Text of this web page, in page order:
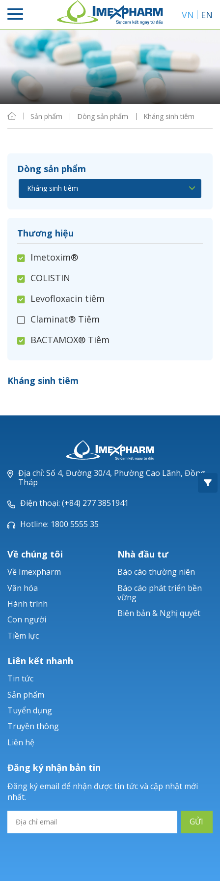
VN EN
Sản phẩm Dòng sản phẩm Kháng sinh tiêm
Dòng sản phẩm
Thương hiệu
Imetoxim®
COLISTIN
Levofloxacin tiêm
Claminat® Tiêm
BACTAMOX® Tiêm
Ceftizoxim®
Piperacillin
Ticarlinat®
Zobacta®
Bacsulfo®
Kháng sinh tiêm
Sắp xếp
Hiển thị
Địa chỉ: Số 4, Đường 30/4, Phường Cao Lãnh, Đồng
Tháp
Điện thoại: (+84) 277 3851941
Hotline: 1800 5555 35
Về chúng tôi
Về Imexpharm
Văn hóa
Hành trình
Con người
Tiềm lực
Nhà đầu tư
Báo cáo thường niên
Báo cáo phát triển bền
vững
Biên bản & Nghị quyết
Liên kết nhanh
Tin tức
Sản phẩm
Tuyển dụng
Truyền thông
Liên hệ
Đăng ký nhận bản tin
Đăng ký email để nhận được tin tức và cập nhật mới
nhất.
GỬI